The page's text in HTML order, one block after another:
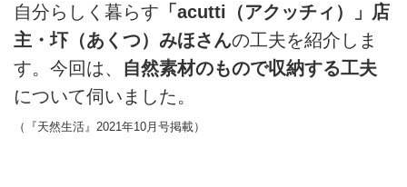
自分らしく暮らす 「acutti（アクッチィ）」店
主・圷（あくつ）みほさんの工夫を紹介しま
す。今回は、 自然素材のもので収納する工夫
について伺いました。
（『天然生活』2021年10月号掲載）